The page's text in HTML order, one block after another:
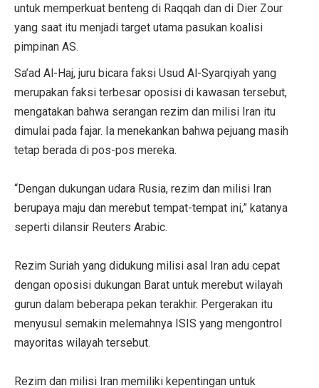
untuk memperkuat benteng di Raqqah dan di Dier Zour
yang saat itu menjadi target utama pasukan koalisi
pimpinan AS.
Sa’ad Al-Haj, juru bicara faksi Usud Al-Syarqiyah yang
merupakan faksi terbesar oposisi di kawasan tersebut,
mengatakan bahwa serangan rezim dan milisi Iran itu
dimulai pada fajar. Ia menekankan bahwa pejuang masih
tetap berada di pos-pos mereka.
“Dengan dukungan udara Rusia, rezim dan milisi Iran
berupaya maju dan merebut tempat-tempat ini,” katanya
seperti dilansir Reuters Arabic.
Rezim Suriah yang didukung milisi asal Iran adu cepat
dengan oposisi dukungan Barat untuk merebut wilayah
gurun dalam beberapa pekan terakhir. Pergerakan itu
menyusul semakin melemahnya ISIS yang mengontrol
mayoritas wilayah tersebut.
Rezim dan milisi Iran memiliki kepentingan untuk